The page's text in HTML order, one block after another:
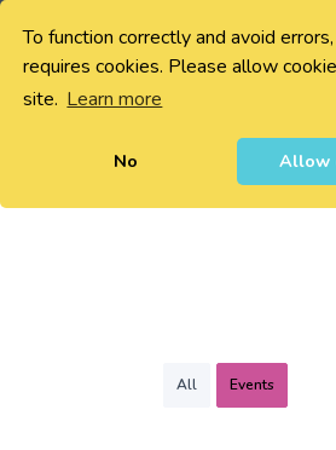
To function correctly and avoid
requires cookies. Please allow
site. Learn more
No Allow
All Events